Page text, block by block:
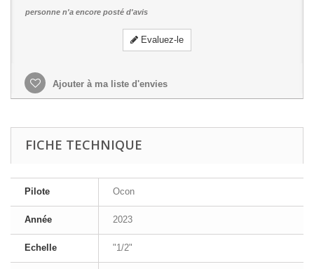
personne n'a encore posté d'avis
Evaluez-le
Ajouter à ma liste d'envies
FICHE TECHNIQUE
Pilote Ocon
Année 2023
Echelle "1/2"